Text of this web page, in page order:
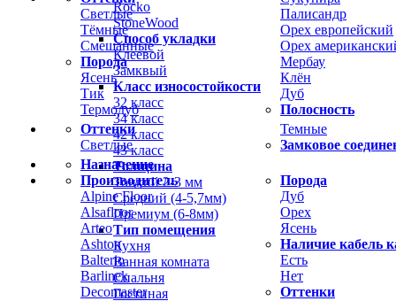
Светлые
Тёмные
Смешанные
Порода
Ясень
Тик
Термодуб
Палисандр
Орех европейский
Орех
Мербау
Клён
Дуб
Полосность
Оттенки
Светлые
Темные
Замковое
Назначение
Производитель
Alpine Floor
Alsafloor
Arteo
Ashton
Balterio
Barlinek
Decomaster
Порода
Дуб
Орех
Ясень
Наличие кабель
Есть
Нет
Оттенки
Rocko
StoneWood
Способ укладки
Клеевой
Замквый
Класс износостойкости
32 класс
34 класс
42 класс
43 класс
Толщина
Тонкий 2-3 мм
Средний (4-5,7мм)
Премиум (6-8мм)
Тип помещения
Кухня
Ванная комната
Спальня
Гостиная